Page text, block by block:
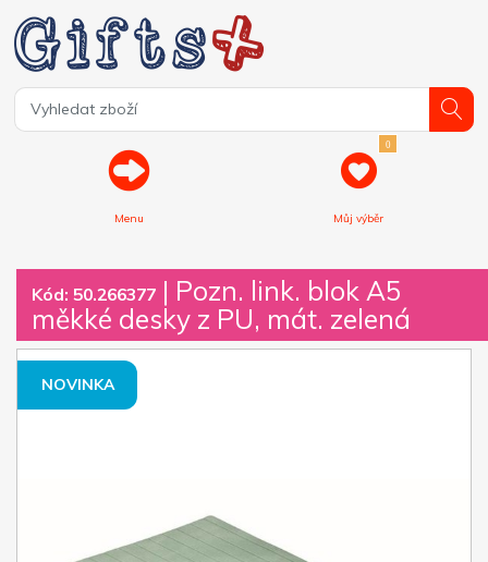
Menu
0
Můj výběr
Kód: 50.266377 | Pozn. link. blok A5
měkké desky z PU, mát. zelená
NOVINKA